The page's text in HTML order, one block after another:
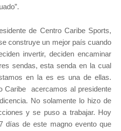
de Centro Caribe Sports,
construye un mejor país cuando
invertir, deciden encaminar
sendas, esta senda en la cual
en la es es una de ellas.
Caribe acercamos al presidente
No solamente lo hizo de
y se puso a trabajar. Hoy
días de este magno evento que